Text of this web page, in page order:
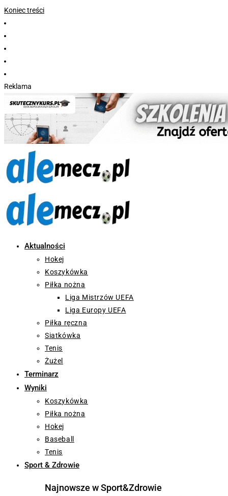
Koniec treści
Reklama
Aktualności
Hokej
Koszykówka
Piłka nożna
Liga Mistrzów UEFA
Liga Europy UEFA
Piłka ręczna
Siatkówka
Tenis
Żużel
Terminarz
Wyniki
Koszykówka
Piłka nożna
Hokej
Baseball
Tenis
Sport & Zdrowie
Najnowsze w Sport&Zdrowie